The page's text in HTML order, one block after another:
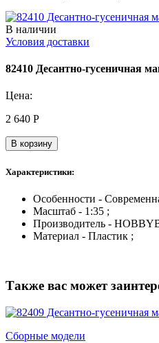
В наличии
Условия доставки
82410 Десантно-гусеничная
Цена:
2 640 Р
В корзину
Характеристики:
Особенности -
Масштаб - 1:35 ;
Производитель -
Материал - Пластик ;
Также вас может
Сборные модели